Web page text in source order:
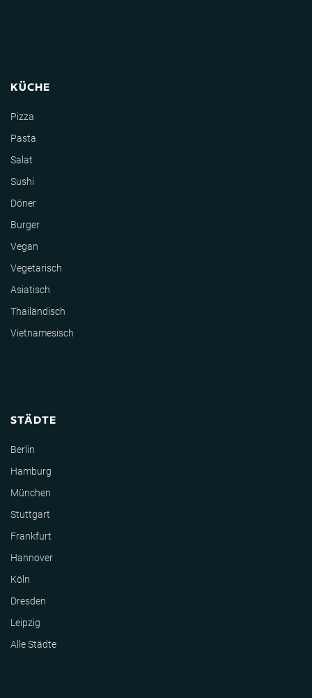
KÜCHE
Pizza
Pasta
Salat
Sushi
Döner
Burger
Vegan
Vegetarisch
Asiatisch
Thailändisch
Vietnamesisch
STÄDTE
Berlin
Hamburg
München
Stuttgart
Frankfurt
Hannover
Köln
Dresden
Leipzig
Alle Städte